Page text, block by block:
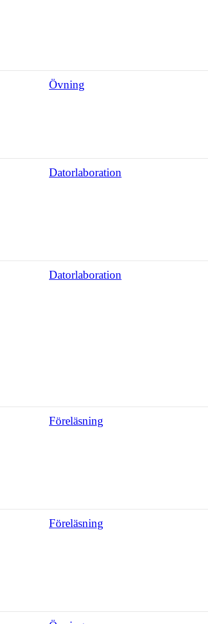
Övning
Datorlaboration
Datorlaboration
Föreläsning
Föreläsning